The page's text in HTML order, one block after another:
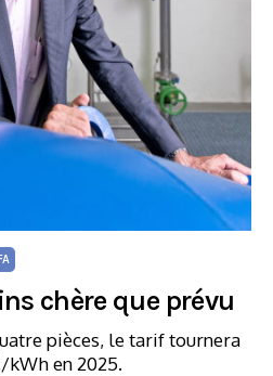
chère que prévu
pièces, le tarif tournera
kWh en 2025.